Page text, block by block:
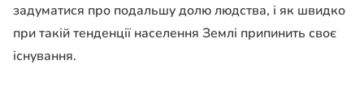
задуматися про подальшу долю людства, і як швидко
при такій тенденції населення Землі припинить своє
існування.